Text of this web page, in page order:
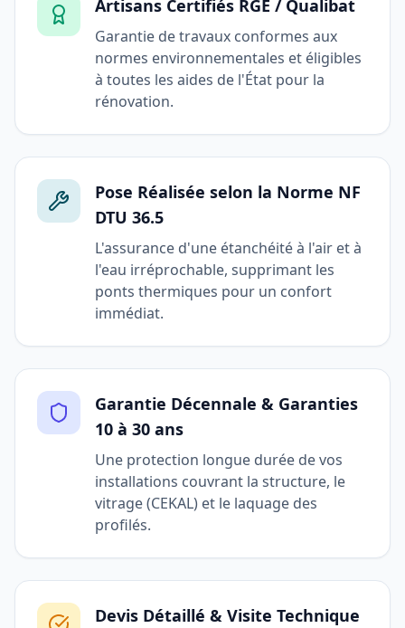
Artisans Certifiés RGE / Qualibat
Garantie de travaux conformes aux
normes environnementales et éligibles
à toutes les aides de l'État pour la
rénovation.
Pose Réalisée selon la Norme NF
DTU 36.5
L'assurance d'une étanchéité à l'air et à
l'eau irréprochable, supprimant les
ponts thermiques pour un confort
immédiat.
Garantie Décennale & Garanties
10 à 30 ans
Une protection longue durée de vos
installations couvrant la structure, le
vitrage (CEKAL) et le laquage des
profilés.
Devis Détaillé & Visite Technique